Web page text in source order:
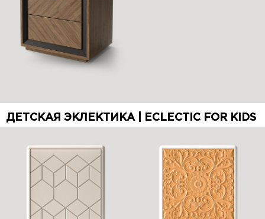
ДЕТСКАЯ ЭКЛЕКТИКА | ECLECTIC FOR KIDS